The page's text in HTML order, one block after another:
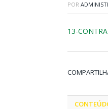
POR
13-